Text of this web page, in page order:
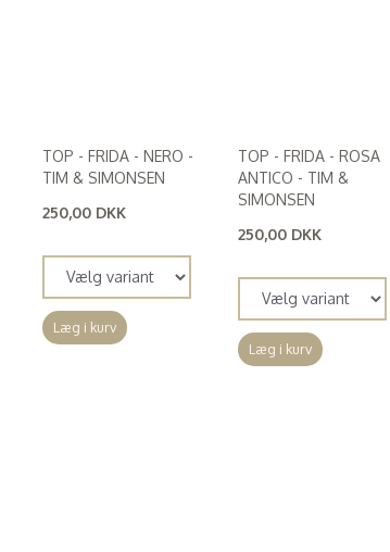
TOP - FRIDA - NERO -
TIM & SIMONSEN
250,00 DKK
Læg i kurv
TOP - FRIDA - ROSA
ANTICO - TIM &
SIMONSEN
250,00 DKK
Læg i kurv